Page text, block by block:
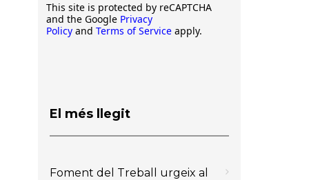
This site is protected by reCAPTCHA
and the Google Privacy
Policy and Terms of Service apply.
El més llegit
Foment del Treball urgeix al